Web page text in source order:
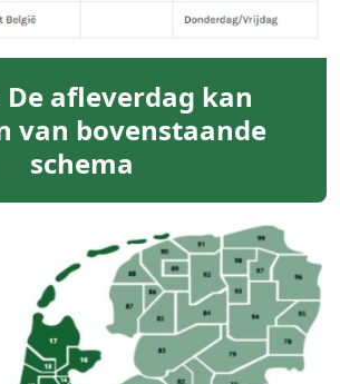
De afleverdag kan
van bovenstaande
schema